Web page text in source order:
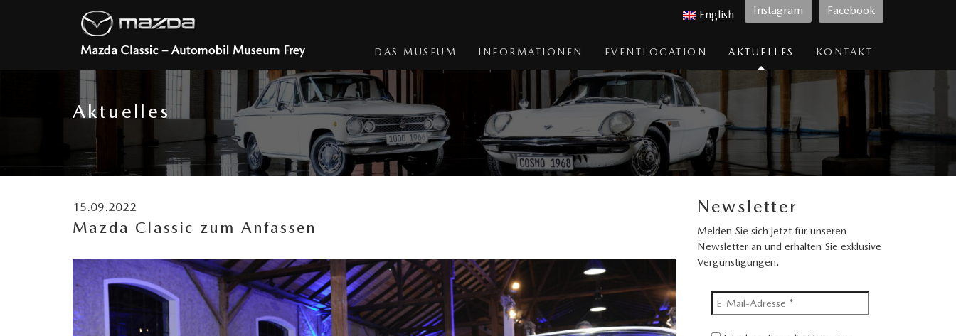
DAS MUSEUM INFORMATIONEN EVENTLOCATION AKTUELLES KONTAKT
English Facebook
Instagram
Aktuelles
15.09.2022
Mazda Classic zum Anfassen
Newsletter
Melden Sie sich jetzt für unseren
Newsletter an und erhalten Sie exklusive
Vergünstigungen.